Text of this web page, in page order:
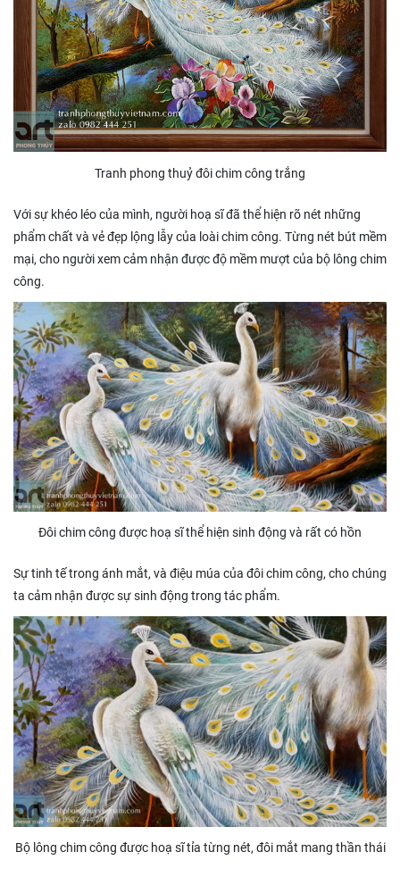
Tranh phong thuỷ đôi chim công trắng
Với sự khéo léo của mình, người hoạ sĩ đã thể hiện rõ nét những
phẩm chất và vẻ đẹp lộng lẫy của loài chim công. Từng nét bút mềm
mại, cho người xem cảm nhận được độ mềm mượt của bộ lông chim
công.
Đôi chim công được hoạ sĩ thể hiện sinh động và rất có hồn
Sự tinh tế trong ánh mắt, và điệu múa của đôi chim công, cho chúng
ta cảm nhận được sự sinh động trong tác phẩm.
Bộ lông chim công được hoạ sĩ tỉa từng nét, đôi mắt mang thần thái